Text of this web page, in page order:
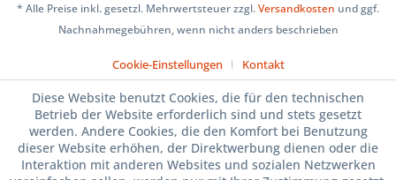
* Alle Preise inkl. gesetzl. Mehrwertsteuer zzgl.Versandkosten und ggf.
Nachnahmegebühren, wenn nicht anders beschrieben
Cookie-Einstellungen Kontakt
Diese Website benutzt Cookies, die für den technischen
Betrieb der Website erforderlich sind und stets gesetzt
werden. Andere Cookies, die den Komfort bei Benutzung
dieser Website erhöhen, der Direktwerbung dienen oder die
Interaktion mit anderen Websites und sozialen Netzwerken